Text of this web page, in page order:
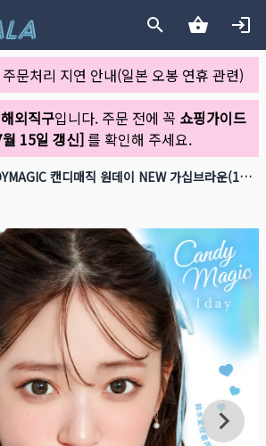
문처리 지연 안내(일본 오봉 연휴 관련)
해외직구입니다. 주문 전에 꼭 쇼핑가이드
15일 갱신]를 확인해 주세요.
CANDYMAGIC 캔디매직 원데이 NEW 가십브라운(1박스 10개들이)